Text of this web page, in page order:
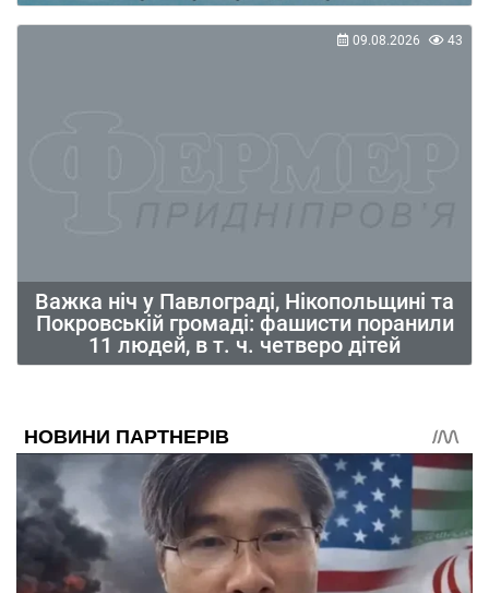
Важка ніч у Павлограді, Нікопольщині та
Покровській громаді: фашисти поранили
11 людей, в т. ч. четверо дітей
09.08.2026 43